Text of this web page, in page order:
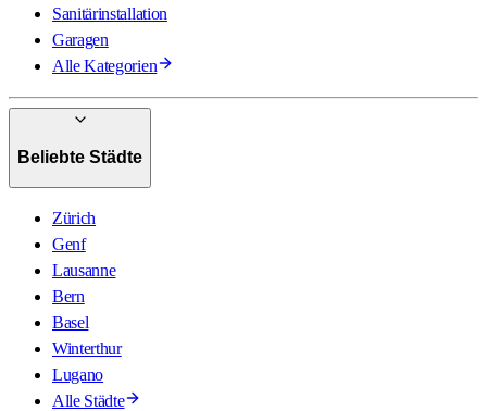
Sanitärinstallation
Garagen
Alle Kategorien
Beliebte Städte
Zürich
Genf
Lausanne
Bern
Basel
Winterthur
Lugano
Alle Städte